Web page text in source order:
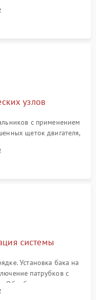
и контактов.
узлов
с применением
щеток двигателя,
манжеты.
системы
Установка бака на
патрубков с
Обработка стыков
протечек воды.